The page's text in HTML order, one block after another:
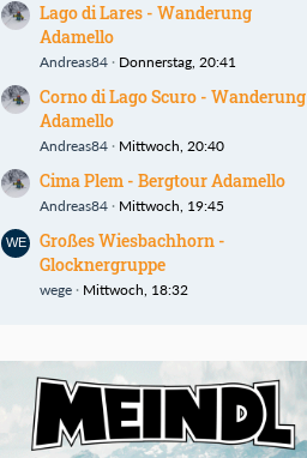
Lago di Lares - Wanderung
Adamello
Andreas84 Donnerstag, 20:41
Corno di Lago Scuro - Wanderung
Adamello
Andreas84 Mittwoch, 20:40
Cima Plem - Bergtour Adamello
Andreas84 Mittwoch, 19:45
Großes Wiesbachhorn -
Glocknergruppe
wege Mittwoch, 18:32